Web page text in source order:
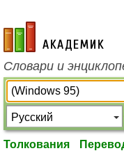
academic.ru
Словари и
Толкования